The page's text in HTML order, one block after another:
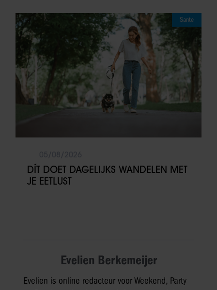
Sante
DÍT DOET DAGELIJKS WANDELEN MET
JE EETLUST
Evelien Berkemeijer
Evelien is online redacteur voor Weekend, Party